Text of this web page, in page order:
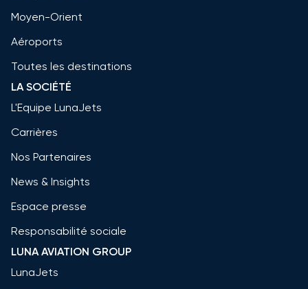
Moyen-Orient
Aéroports
Toutes les destinations
LA SOCIÉTÉ
L'Equipe LunaJets
Carrières
Nos Partenaires
News & Insights
Espace presse
Responsabilité sociale
LUNA AVIATION GROUP
LunaJets